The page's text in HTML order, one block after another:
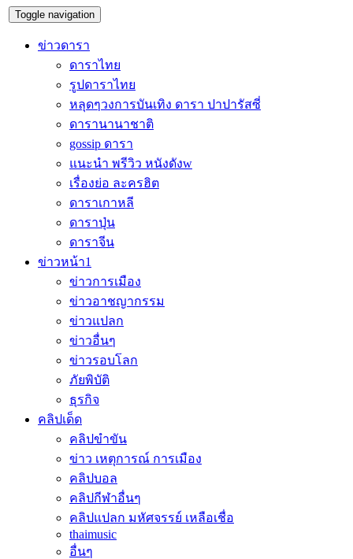
Toggle navigation
ข่าวดารา
ดาราไทย
รูปดาราไทย
หลุดๆวงการบันเทิง ดารา ปาปารัสซี่
ดารานานาชาติ
gossip ดารา
แนะนำ พรีวิว หนังดังw
เรื่องย่อ ละครฮิต
ดาราเกาหลี
ดาราปุ่น
ดาราจีน
ข่าวหน้า1
ข่าวการเมือง
ข่าวอาชญากรรม
ข่าวแปลก
ข่าวอื่นๆ
ข่าวรอบโลก
ภัยพิบัติ
ธุรกิจ
คลิปเด็ด
คลิปขำขัน
ข่าว เหตุการณ์ การเมือง
คลิปบอล
คลิปกีฬาอื่นๆ
คลิปแปลก มหัศจรรย์ เหลือเชื่อ
thaimusic
อื่นๆ